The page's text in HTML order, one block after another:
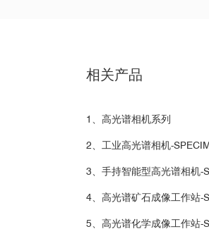
Geosciences.February
946
· HyperART: non-
· Assessment of sediment
Volume 14, Issue 12, pp
· Data analysis of
相关产品
1、高光谱相机系列
2、工业高光谱相机-
3、手持智能型高光谱相机-
4、高光谱矿石成像工作站-
5、高光谱化学成像工作站-